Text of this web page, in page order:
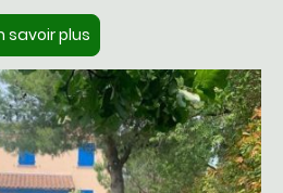
savoir plus